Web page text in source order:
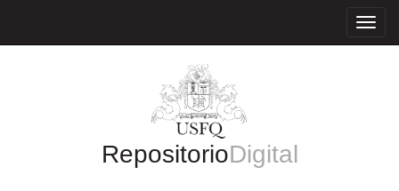
RepositorioDigital